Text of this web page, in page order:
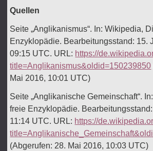
Quellen
Seite „Anglikanismus“. In: Wikipedia,
Enzyklopädie. Bearbeitungsstand: 15.
09:15 UTC. URL: https://
title=Anglikanismus&oldid=150239850
Mai 2016, 10:01 UTC)
Seite „Anglikanische Gemeinschaft“.
freie Enzyklopädie.
11:14 UTC. URL: https://
(Abgerufen: 28. Mai 2016, 10:03 UTC)